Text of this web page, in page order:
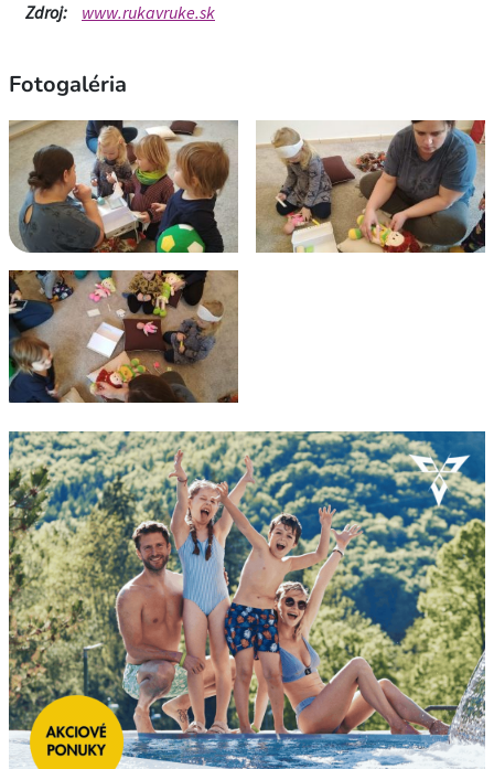
Zdroj: www.rukavruke.sk
Fotogaléria